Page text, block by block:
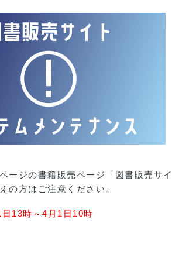
ージの書籍販売ページ「図書販売サ
の方はご注意ください。
13時～4月1日10時